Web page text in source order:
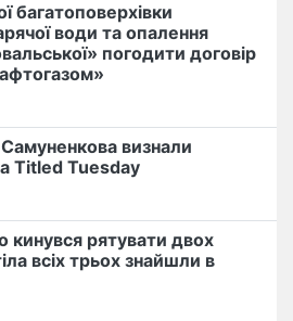
багатоповерхівки
води та опалення
погодити договір
Самуненкова визнали
Titled Tuesday
кинувся рятувати двох
всіх трьох знайшли в